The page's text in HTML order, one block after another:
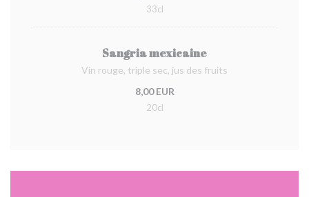
33cl
Sangria mexicaine
Vin rouge, triple sec, jus des fruits
8,00 EUR
20cl